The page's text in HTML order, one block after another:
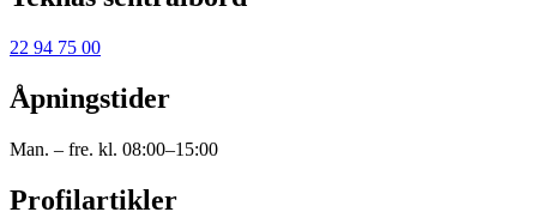
22 94 75 00
Åpningstider
Man. – fre. kl. 08:00–15:00
Profilartikler